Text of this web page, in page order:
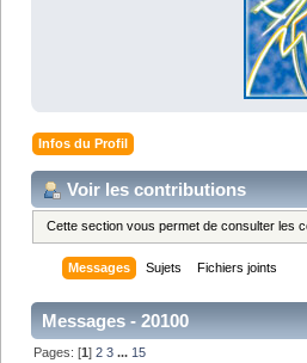
Infos du Profil
Voir les contributions
Cette section vous permet de consulter les
Messages Sujets Fichiers joints
Messages - 20100
Pages: [1]2 3 ...15